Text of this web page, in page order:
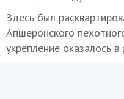
Здесь был
Апшеронского
укрепление оказалось